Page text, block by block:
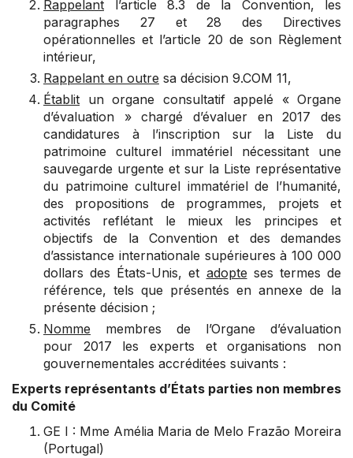
Rappelant l’article 8.3 de la Convention, les
paragraphes 27 et28 des Directives
opérationnelles et l’article 20 de son Règlement
intérieur,
Rappelant en outre sa décision 9.COM 11,
Établit un organe consultatif appelé « Organe
d’évaluation » chargé d’évaluer en 2017 des
candidatures à l’inscription sur la Liste du
patrimoine culturel immatériel nécessitant une
sauvegarde urgente et sur la Liste représentative
du patrimoine culturel immatériel de l’humanité,
des propositions de programmes, projets et
activités reflétant le mieux les principes et
objectifs de la Convention et des demandes
d’assistance internationale supérieures à 100 000
dollars des États-Unis, et adopte ses termes de
référence, tels que présentés en annexe de la
présente décision ;
Nomme membres de l’Organe d’évaluation
pour 2017 les experts et organisations non
gouvernementales accréditées suivants :
Experts représentants d’États parties non membres
du Comité
GE I : Mme Amélia Maria de Melo Frazão Moreira
(Portugal)